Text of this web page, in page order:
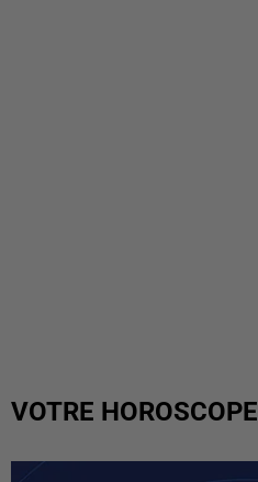
VOTRE HOROSCOPE